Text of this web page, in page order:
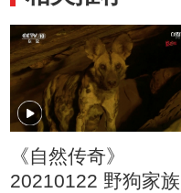
《自然传奇》
20210122 野狗家族